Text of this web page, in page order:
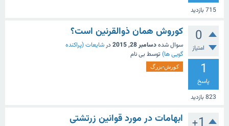
715 بازدید
0
امتیاز
1
پاسخ
823 بازدید
کوروش همان ذوالقرنین است؟
سوال شدهدسامبر 28, 2015 در شایعات (پراکنده
گویی ها) توسط بی نام
کورش-بزرگ
ابهامات در مورد قوانین زرتشتی